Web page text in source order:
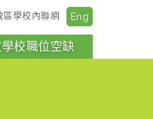
區學校內聯網 Eng
校職位空缺